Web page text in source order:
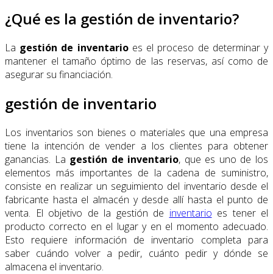
¿Qué es la gestión de inventario?
La gestión de inventarioes el proceso de determinar y
mantener el tamaño óptimo de las reservas, así como de
asegurar su financiación.
gestión de inventario
Los inventarios son bienes o materiales que una empresa
tiene la intención de vender a los clientes para obtener
ganancias. La gestión de inventario, que es uno de los
elementos más importantes de la cadena de suministro,
consiste en realizar un seguimiento del inventario desde el
fabricante hasta el almacén y desde allí hasta el punto de
venta. El objetivo de la gestión de inventario es tener el
producto correcto en el lugar y en el momento adecuado.
Esto requiere información de inventario completa para
saber cuándo volver a pedir, cuánto pedir y dónde se
almacena el inventario.